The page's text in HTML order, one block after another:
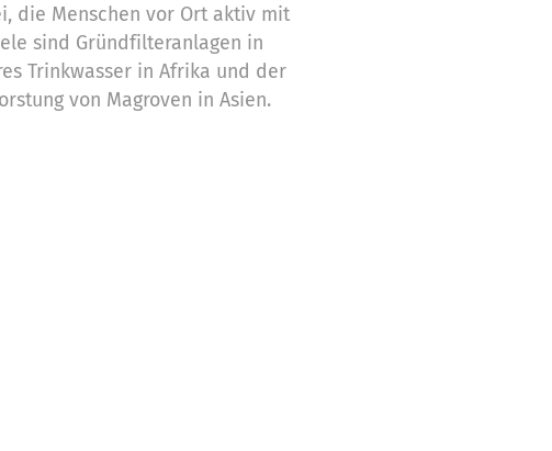
die Menschen vor Ort aktiv mit
sind Gründfilteranlagen in
Trinkwasser in Afrika und der
von Magroven in Asien.